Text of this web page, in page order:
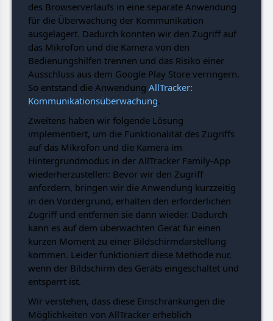
des Browserverlaufs in eine separate Anwendung
für die Überwachung der Kommunikation
ausgelagert. Dadurch konnten wir den Zugriff auf
das Mikrofon und die Kamera von den
Bedienungshilfen trennen und das Risiko einer
Ausschluss aus dem Google Play Store verringern.
So entstand die Anwendung AllTracker:
Kommunikationsüberwachung.
Zweitens haben wir folgende Lösung
implementiert, um die Funktionalität des Zugriffs
auf das Mikrofon und die Kamera im
Hintergrundmodus in der AllTracker Family-App
wiederherzustellen: Bevor wir den Zugriff
anfordern, bringen wir die Anwendung kurzzeitig
in den Vordergrund, erhalten den erforderlichen
Zugriff und entfernen sie dann wieder. Dadurch
kann es auf dem überwachten Gerät für einen
kurzen Moment zu einer Bildschirmdarstellung
kommen. Leider funktioniert diese Methode nur,
wenn der Bildschirm des Geräts eingeschaltet und
entsperrt ist.
Wir verstehen, dass diese Einschränkungen die
Möglichkeiten von AllTracker erheblich